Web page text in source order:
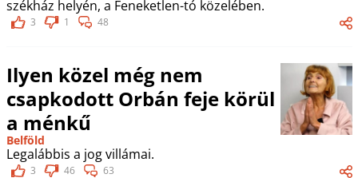
székház helyén, a Feneketlen-tó közelében.
3 1 48
Ilyen közel még nem
csapkodott Orbán feje körül
a ménkű
Belföld
Legalábbis a jog villámai.
3 46 63